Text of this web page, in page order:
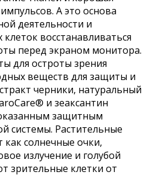
А это основа
деятельности и
восстанавливаться
перед экраном монитора.
для остроты зрения
веществ для защиты и
черники, натуральный
и зеаксантин
защитным
системы. Растительные
солнечные очки,
излучение и голубой
зрительные клетки от